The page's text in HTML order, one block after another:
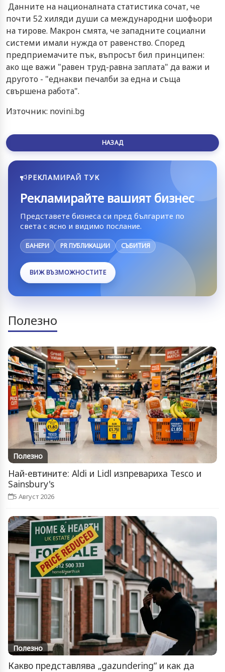
Данните на националната статистика сочат, че
почти 52 хиляди души са международни шофьори
на тирове. Макрон смята, че западните социални
системи имали нужда от равенство. Според
предприемачите пък, въпросът бил принципен:
ако ще важи "равен труд-равна заплата" да важи и
другото - "еднакви печалби за една и съща
свършена работа".
Източник: novini.bg
НАЗАД
РЕКЛАМИРАЙ ТУК
Рекламирайте вашият бизнес
Представете бизнеса си пред българите по
света с ясно и видимо послание.
БАНЕРИ PR ПУБЛИКАЦИИ СЪБИТИЯ
ВИЖ ВЪЗМОЖНОСТИТЕ
Полезно
Полезно
Най-евтините: Aldi и Lidl изпревариха Tesco и
Sainsbury's
5 Август 2026
Полезно
Какво представлява „gazundering“ и как да